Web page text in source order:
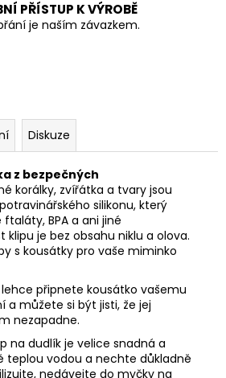
PŘÍSTUP K VÝROBĚ
je naším závazkem.
Diskuze
z bezpečných
korálky, zvířátka a tvary jsou
silikonu, který
BPA a ani jiné
klipu je bez obsahu niklu a olova.
s kousátky pro vaše miminko
lehce připnete kousátko vašemu
a můžete si být jisti, že jej
nezapadne.
na dudlík je velice snadná a
teplou vodou a nechte důkladně
nedávejte do myčky na